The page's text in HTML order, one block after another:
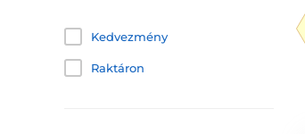
Kedvezmény
Raktáron